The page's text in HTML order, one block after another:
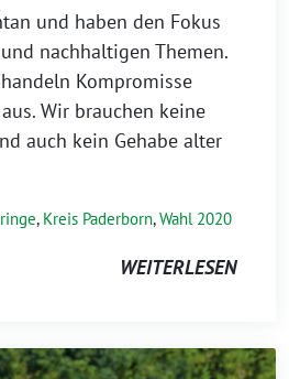
und haben den Fokus
nachhaltigen Themen.
Kompromisse
Wir brauchen keine
auch kein Gehabe alter
, Kreis Paderborn,Wahl 2020
WEITERLESEN